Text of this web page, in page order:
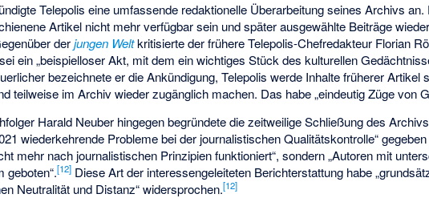
Telepolis eine umfassende redaktionelle Überarbeitung seines Archivs
Artikel nicht mehr verfügbar sein und später ausgewählte Beiträge
derjungen Weltkritisierte der frühere Telepolis-Chefredakteur Florian
ein „beispielloser Akt, mit dem ein wichtiges Stück des kulturellen
bezeichnete er die Ankündigung, Telepolis werde Inhalte früherer Artikel
teilweise im Archiv wieder zugänglich machen. Das habe „eindeutig Züge von
Harald Neuber hingegen begründete die zeitweilige Schließung des
wiederkehrende Probleme bei der journalistischen Qualitätskontrolle“
mehr nach journalistischen Prinzipien funktioniert“, sondern „Autoren mit
geboten“.[12] Diese Art der interessengeleiteten Berichterstattung habe
Neutralität und Distanz“ widersprochen.[12]